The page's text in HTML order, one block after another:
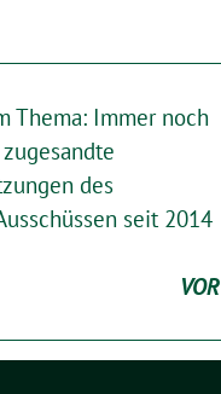
Thema: Immer noch
des
seit 2014
VOR